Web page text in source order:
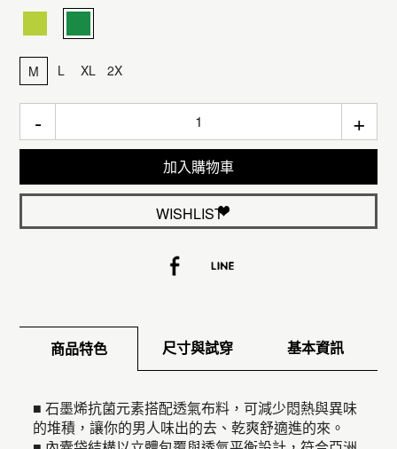
M L XL 2X
- +
加入購物車
WISHLIST
商品特色 尺寸與試穿 基本資訊
■ 石墨烯抗菌元素搭配透氣布料，可減少悶熱與異味
的堆積，讓你的男人味出的去、乾爽舒適進的來。